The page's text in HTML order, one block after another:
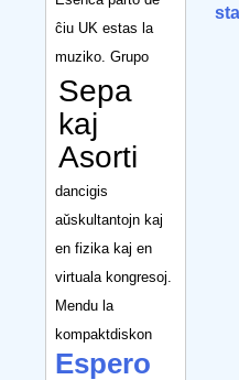
ĉiu UK estas la
muziko. Grupo
Sepa
kaj
Asorti
dancigis
aŭskultantojn kaj
en fizika kaj en
virtuala kongresoj.
Mendu la
kompaktdiskon
Espero